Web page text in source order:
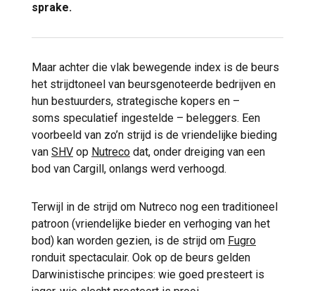
sprake.
Maar achter die vlak bewegende index is de beurs
het strijdtoneel van beursgenoteerde bedrijven en
hun bestuurders, strategische kopers en –
soms speculatief ingestelde – beleggers. Een
voorbeeld van zo’n strijd is de vriendelijke bieding
van SHV op Nutreco dat, onder dreiging van een
bod van Cargill, onlangs werd verhoogd.
Terwijl in de strijd om Nutreco nog een traditioneel
patroon (vriendelijke bieder en verhoging van het
bod) kan worden gezien, is de strijd om Fugro
ronduit spectaculair. Ook op de beurs gelden
Darwinistische principes: wie goed presteert is